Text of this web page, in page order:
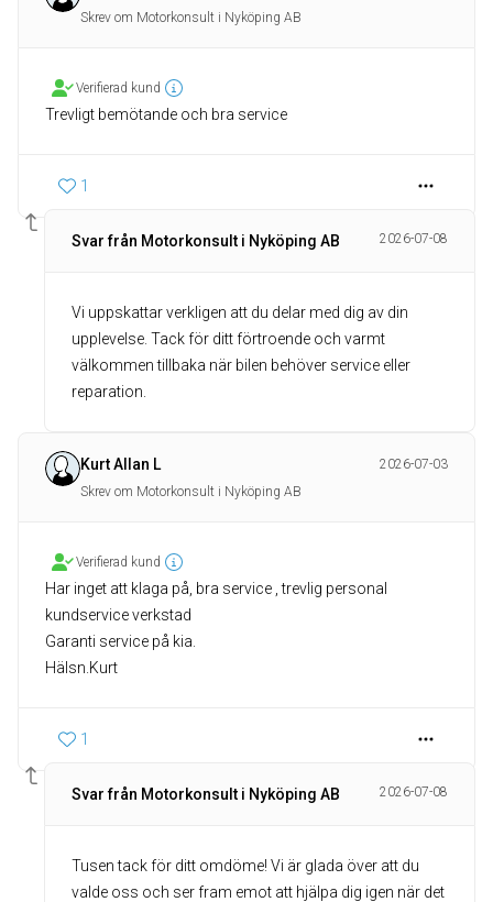
Skrev om Motorkonsult i Nyköping AB
Verifierad kund
Trevligt bemötande och bra service
1
Svar från Motorkonsult i Nyköping AB 2026-07-08
Vi uppskattar verkligen att du delar med dig av din
upplevelse. Tack för ditt förtroende och varmt
välkommen tillbaka när bilen behöver service eller
reparation.
Kurt Allan L
2026-07-03
Skrev om Motorkonsult i Nyköping AB
Verifierad kund
Har inget att klaga på, bra service , trevlig personal
kundservice verkstad
Garanti service på kia.
Hälsn.Kurt
1
Svar från Motorkonsult i Nyköping AB 2026-07-08
Tusen tack för ditt omdöme! Vi är glada över att du
valde oss och ser fram emot att hjälpa dig igen när det